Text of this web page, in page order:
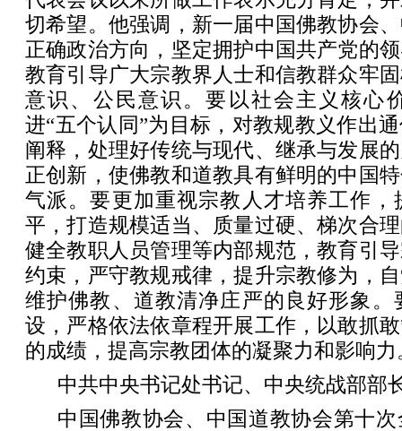
切希望。他强调，新一届中国佛教协会
正确政治方向，坚定拥护中国共产党的
教育引导广大宗教界人士和信教群众牢
意识、公民意识。要以社会主义核心
进“五个认同”为目标，对教规教义作出
阐释，处理好传统与现代、继承与发展
正创新，使佛教和道教具有鲜明的中国
气派。要更加重视宗教人才培养工作，
平，打造规模适当、质量过硬、梯次合
健全教职人员管理等内部规范，教育引
约束，严守教规戒律，提升宗教修为，
维护佛教、道教清净庄严的良好形象。
设，严格依法依章程开展工作，以敢抓
的成绩，提高宗教团体的凝聚力和影响力
中共中央书记处书记、中央统战部部
中国佛教协会、中国道教协会第十